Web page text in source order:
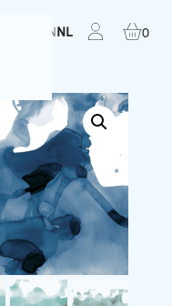
EN NL 0